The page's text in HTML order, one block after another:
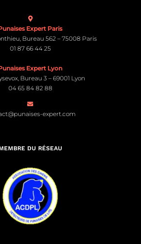
Expert Paris
Bureau 562 – 75008 Paris
01 87 66 44 25
Expert Lyon
Bureau 3 – 69001 Lyon
04 65 84 82 88
expert.com
DU RÉSEAU